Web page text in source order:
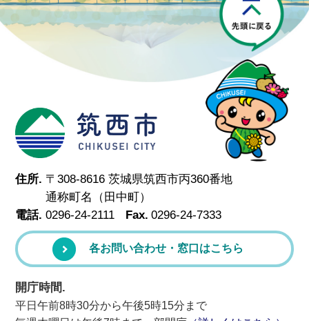
筑西市
住所. 〒308-8616 茨城県筑西市丙360番地
通称町名（田中町）
電話. 0296-24-2111 Fax. 0296-24-7333
各お問い合わせ・窓口はこちら
開庁時間.
平日午前8時30分から午後5時15分まで